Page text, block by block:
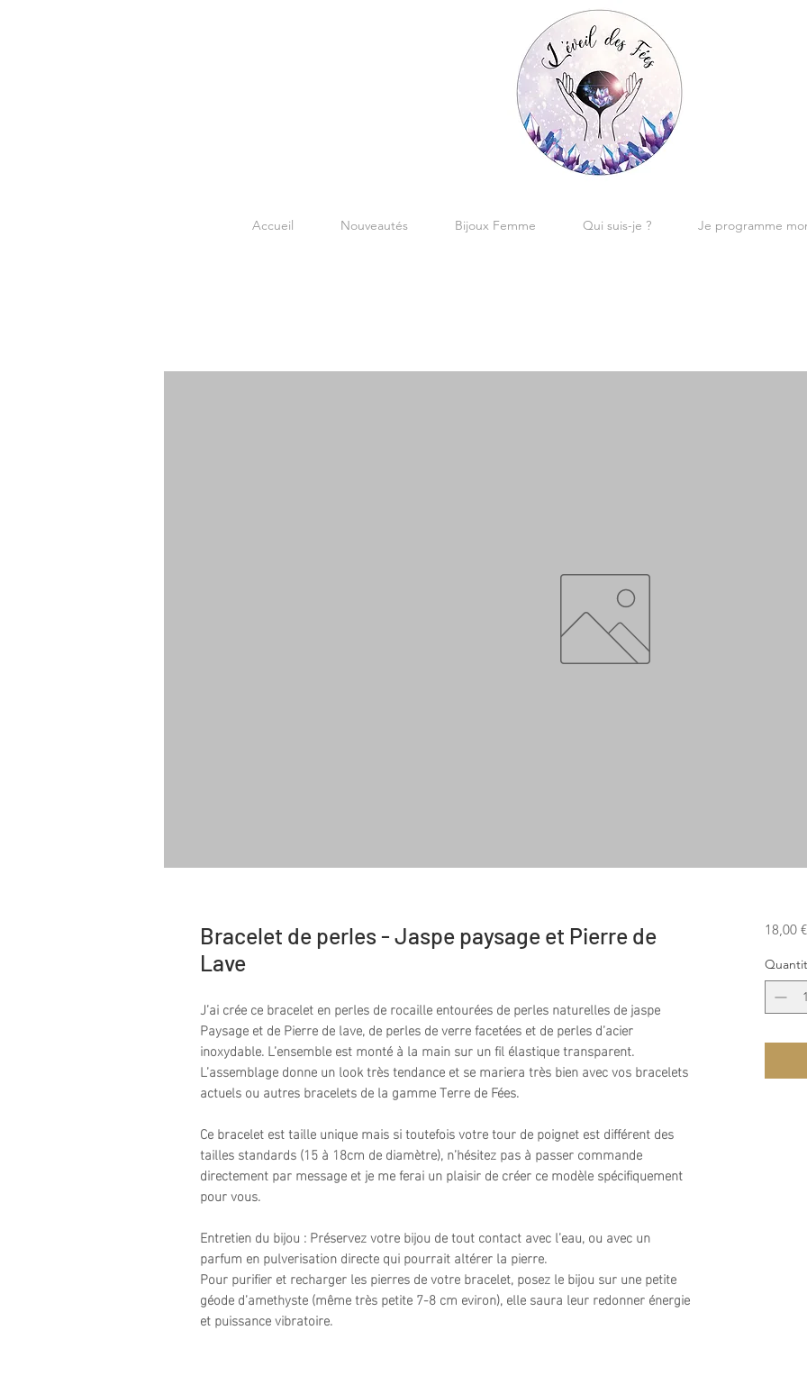
Accueil Nouveautés Bijoux Femme Qui suis-je ? Je programme
Bracelet de perles - Jaspe paysage et Pierre de
Lave
J’ai crée ce bracelet en perles de rocaille entourées de perles naturelles de jaspe
Paysage et de Pierre de lave, de perles de verre facetées et de perles d’acier
inoxydable. L’ensemble est monté à la main sur un fil élastique transparent.
L’assemblage donne un look très tendance et se mariera très bien avec vos bracelets
actuels ou autres bracelets de la gamme Terre de Fées.
Ce bracelet est taille unique mais si toutefois votre tour de poignet est différent des
tailles standards (15 à 18cm de diamètre), n’hésitez pas à passer commande
directement par message et je me ferai un plaisir de créer ce modèle spécifiquement
pour vous.
Entretien du bijou : Préservez votre bijou de tout contact avec l’eau, ou avec un
parfum en pulverisation directe qui pourrait altérer la pierre.
Pour purifier et recharger les pierres de votre bracelet, posez le bijou sur une petite
géode d’amethyste (même très petite 7-8 cm eviron), elle saura leur redonner énergie
et puissance vibratoire.
18,00 €